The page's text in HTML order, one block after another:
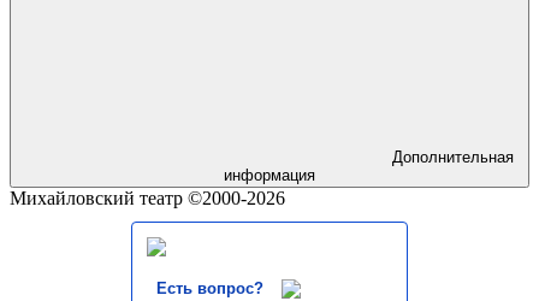
Дополнительная
информация
Михайловский театр ©2000-2026
Есть вопрос?